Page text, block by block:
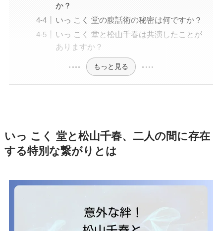
か？
いっ こく 堂の腹話術の秘密は何ですか？
いっ こく 堂と松山千春は共演したことが
ありますか？
もっと見る
いっ こく 堂と松山千春、二人の間に存在
する特別な繋がりとは